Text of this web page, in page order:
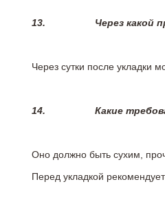
13. Через какой
Через сутки после укладки
14. Какие
Оно должно быть сухим,
Перед укладкой